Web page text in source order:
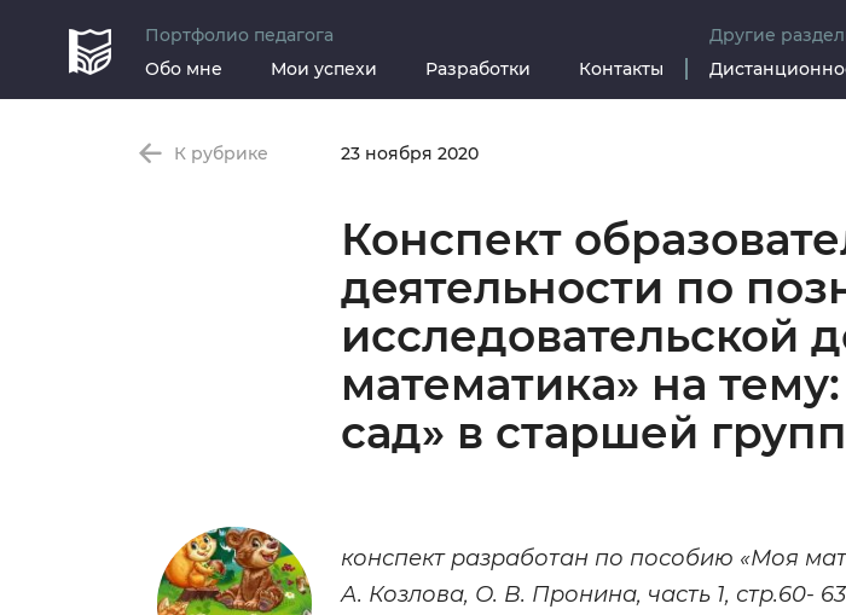
К рубрике 23 ноября 2020
Конспект
деятельности по
исследовательской
математика» на
сад» в старшей
конспект разработан по пособию «Моя
А. Козлова, О. В. Пронина, часть 1, стр.60- 63
Портфолио педагога
Обо мне
Мои успехи Разработки Контакты
Другие